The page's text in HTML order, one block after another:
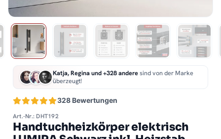
328 Bewertungen
Katja, Regina und +328 anderesind von der Marke
überzeugt!
Art.-Nr.: DHT192
Handtuchheizkörper elektrisch